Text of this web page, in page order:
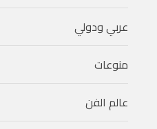
عربي ودولي
منوعات
عالم الفن